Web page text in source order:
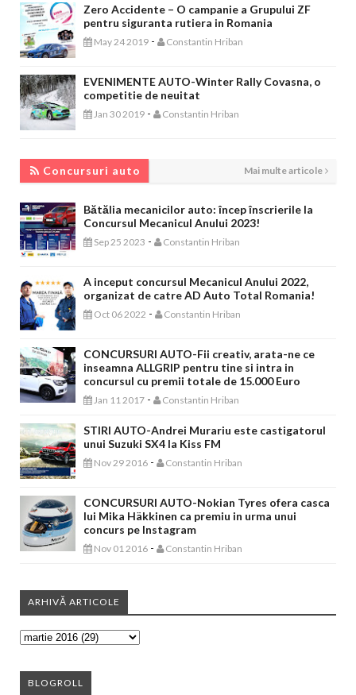
Zero Accidente – O campanie a Grupului ZF
pentru siguranta rutiera in Romania
May 24 2019 - Constantin Hriban
EVENIMENTE AUTO-Winter Rally Covasna, o
competitie de neuitat
Jan 30 2019 - Constantin Hriban
Concursuri auto Mai multe articole
Bătălia mecanicilor auto: încep înscrierile la
Concursul Mecanicul Anului 2023!
Sep 25 2023 - Constantin Hriban
A inceput concursul Mecanicul Anului 2022,
organizat de catre AD Auto Total Romania!
Oct 06 2022 - Constantin Hriban
CONCURSURI AUTO-Fii creativ, arata-ne ce
inseamna ALLGRIP pentru tine si intra in
concursul cu premii totale de 15.000 Euro
Jan 11 2017 - Constantin Hriban
STIRI AUTO-Andrei Murariu este castigatorul
unui Suzuki SX4 la Kiss FM
Nov 29 2016 - Constantin Hriban
CONCURSURI AUTO-Nokian Tyres ofera casca
lui Mika Häkkinen ca premiu in urma unui
concurs pe Instagram
Nov 01 2016 - Constantin Hriban
ARHIVĂ ARTICOLE
BLOGROLL